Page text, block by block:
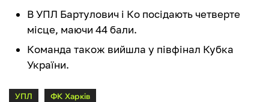
В УПЛ Бартулович і Ко посідають четверте
місце, маючи 44 бали.
Команда також вийшла у півфінал Кубка
України.
УПЛ ФК Харків